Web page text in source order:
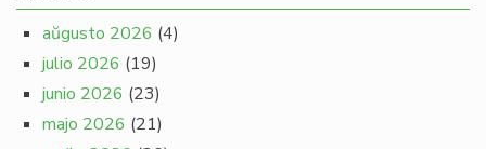
aŭgusto 2026 (4)
julio 2026 (19)
junio 2026 (23)
majo 2026 (21)